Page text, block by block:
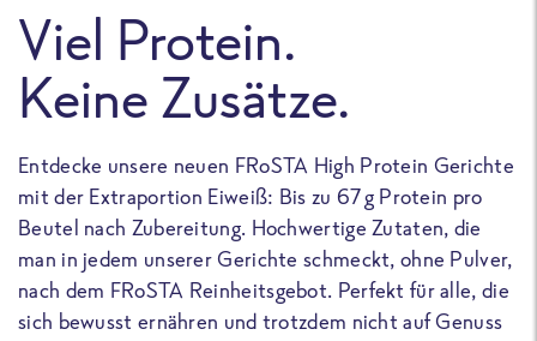
Viel Protein.
Keine Zusätze.
Entdecke unsere neuen FRoSTA High Protein Gerichte
mit der Extraportion Eiweiß: Bis zu 67 g Protein pro
Beutel nach Zubereitung. Hochwertige Zutaten, die
man in jedem unserer Gerichte schmeckt, ohne Pulver,
nach dem FRoSTA Reinheitsgebot. Perfekt für alle, die
sich bewusst ernähren und trotzdem nicht auf Genuss